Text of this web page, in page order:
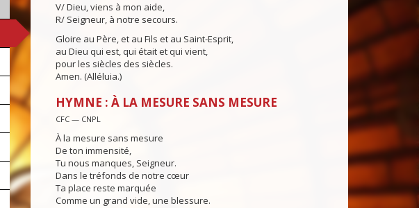
V/ Dieu, viens à mon aide,
R/ Seigneur, à notre secours.
Gloire au Père, et au Fils et au Saint-Esprit,
au Dieu qui est, qui était et qui vient,
pour les siècles des siècles.
Amen. (Alléluia.)
HYMNE : À LA MESURE SANS MESURE
CFC — CNPL
À la mesure sans mesure
De ton immensité,
Tu nous manques, Seigneur.
Dans le tréfonds de notre cœur
Ta place reste marquée
Comme un grand vide, une blessure.